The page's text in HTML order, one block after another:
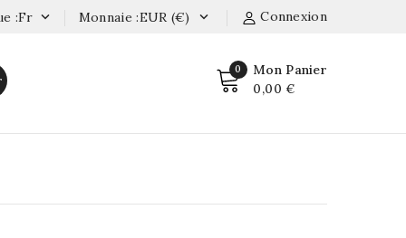
Connexion
Monnaie :EUR (€) 
:fr 
0 Mon Panier
0,00 €